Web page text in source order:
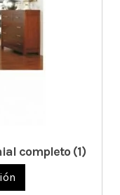
completo (1)